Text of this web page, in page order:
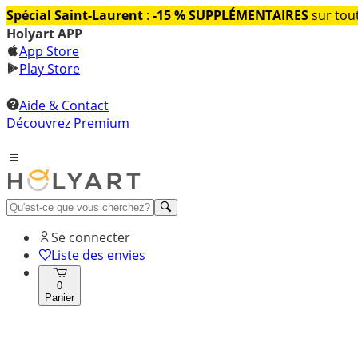
Spécial Saint-Laurent : -15 % SUPPLÉMENTAIRESsur
Holyart APP
App Store
Play Store
Aide & Contact
Découvrez Premium
Se connecter
Liste des envies
0
Panier